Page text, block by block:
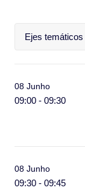
08 Junho
09:00 - 09:30
08 Junho
09:30 - 09:45